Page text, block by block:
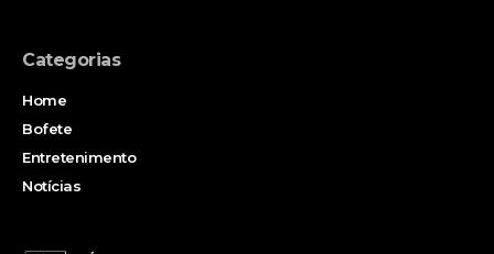
Categorias
Home
Bofete
Entretenimento
Notícias